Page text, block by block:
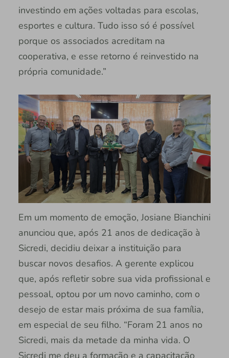
investindo em ações voltadas para escolas,
esportes e cultura. Tudo isso só é possível
porque os associados acreditam na
cooperativa, e esse retorno é reinvestido na
própria comunidade.”
Em um momento de emoção, Josiane Bianchini
anunciou que, após 21 anos de dedicação à
Sicredi, decidiu deixar a instituição para
buscar novos desafios. A gerente explicou
que, após refletir sobre sua vida profissional e
pessoal, optou por um novo caminho, com o
desejo de estar mais próxima de sua família,
em especial de seu filho. “Foram 21 anos no
Sicredi, mais da metade da minha vida. O